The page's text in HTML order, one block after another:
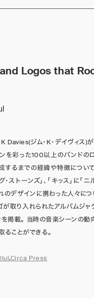
Logos that
Davies(ジム・K・デイヴィス
を彩った100以上のバンドの
するまでの経緯や特徴につい
・ストーンズ」、「キッス」に「
のデザインに携わった人々に
が取り入れられたアルバムジャ
掲載。 当時の音楽シーンの動
ことができる。
,Circa Press